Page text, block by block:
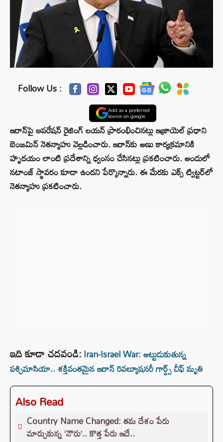
Follow Us :
Add as a preferred
source on google
ఇరాన్‌పై ఆపరేషన్ రైజింగ్ లయన్ ప్రారంభించినట్లు ఇజ్రాయెల్ ప్రధాని
బెంజమిన్ నెతన్యాహు వెల్లడించారు. ఇరాన్‌కు అణు కార్యక్రమానికి
హృదయం లాంటి ప్రదేశాన్ని ధ్వంసం చేసినట్లు ప్రకటించారు. అందులో
నటాంజ్ స్థావరం కూడా ఉందని పేర్కొన్నారు. ఈ మేరకు ఎక్స్ ట్విట్టర్‌లో
నెతన్యాహు ప్రకటించారు.
ఇది కూడా చదవండి:Iran-Israel War: అట్టుడుకుతున్న
పశ్చిమాసియా.. శక్తివంతమైన ఇరాన్ రివల్యూషనరీ గార్డ్స్ చీఫ్ మృతి
Also Read
Country Name Changed: తమ దేశం పేరు
మార్చుకున్న ‘నౌరు’.. కొత్త పేరు ఇదే..